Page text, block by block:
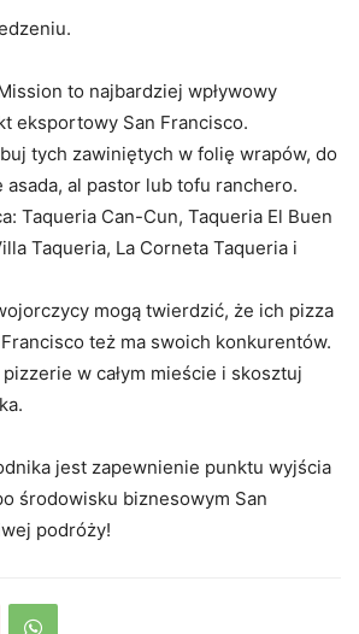
to najbardziej wpływowy
eksportowy San Francisco.
tych zawiniętych w folię wrapów, do
asada, al pastor lub tofu ranchero.
Taqueria Can-Cun, Taqueria El Buen
Taqueria, La Corneta Taqueria i
mogą twierdzić, że ich pizza
też ma swoich konkurentów.
w całym mieście i skosztuj
jest zapewnienie punktu wyjścia
środowisku biznesowym San
podróży!